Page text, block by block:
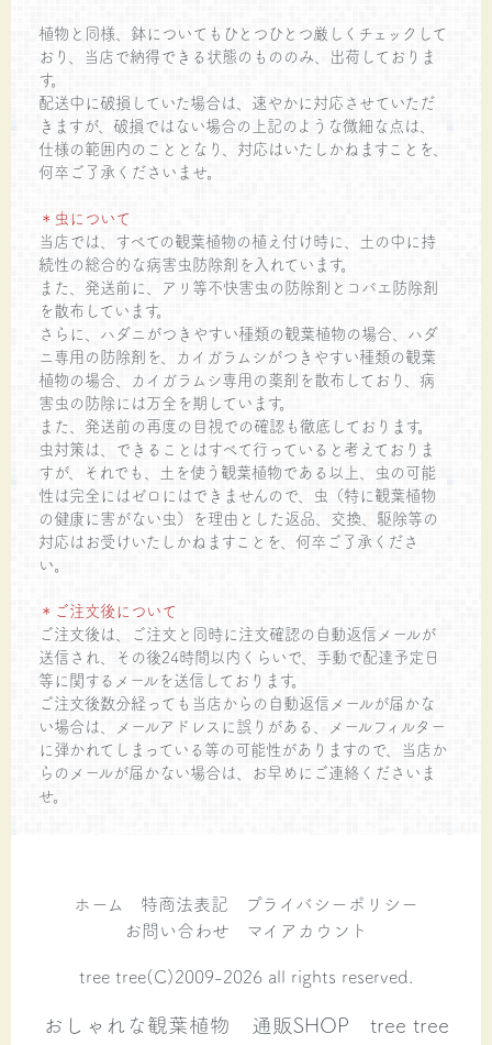
植物と同様、鉢についてもひとつひとつ厳しくチェックして
おり、当店で納得できる状態のもののみ、出荷しておりま
す。
配送中に破損していた場合は、速やかに対応させていただ
きますが、破損ではない場合の上記のような微細な点は、
仕様の範囲内のこととなり、対応はいたしかねますことを、
何卒ご了承くださいませ。
＊虫について
当店では、すべての観葉植物の植え付け時に、土の中に持
続性の総合的な病害虫防除剤を入れています。
また、発送前に、アリ等不快害虫の防除剤とコバエ防除剤
を散布しています。
さらに、ハダニがつきやすい種類の観葉植物の場合、ハダ
ニ専用の防除剤を、カイガラムシがつきやすい種類の観葉
植物の場合、カイガラムシ専用の薬剤を散布しており、病
害虫の防除には万全を期しています。
また、発送前の再度の目視での確認も徹底しております。
虫対策は、できることはすべて行っていると考えておりま
すが、それでも、土を使う観葉植物である以上、虫の可能
性は完全にはゼロにはできませんので、虫（特に観葉植物
の健康に害がない虫）を理由とした返品、交換、駆除等の
対応はお受けいたしかねますことを、何卒ご了承くださ
い。
＊ご注文後について
ご注文後は、ご注文と同時に注文確認の自動返信メールが
送信され、その後24時間以内くらいで、手動で配達予定日
等に関するメールを送信しております。
ご注文後数分経っても当店からの自動返信メールが届かな
い場合は、メールアドレスに誤りがある、メールフィルター
に弾かれてしまっている等の可能性がありますので、当店か
らのメールが届かない場合は、お早めにご連絡くださいま
せ。
ホーム 特商法表記
プライバシーポリシー
お問い合わせ
マイアカウント
tree tree(C)2009-2026 all rights reserved.
おしゃれな観葉植物 通販SHOP tree tree